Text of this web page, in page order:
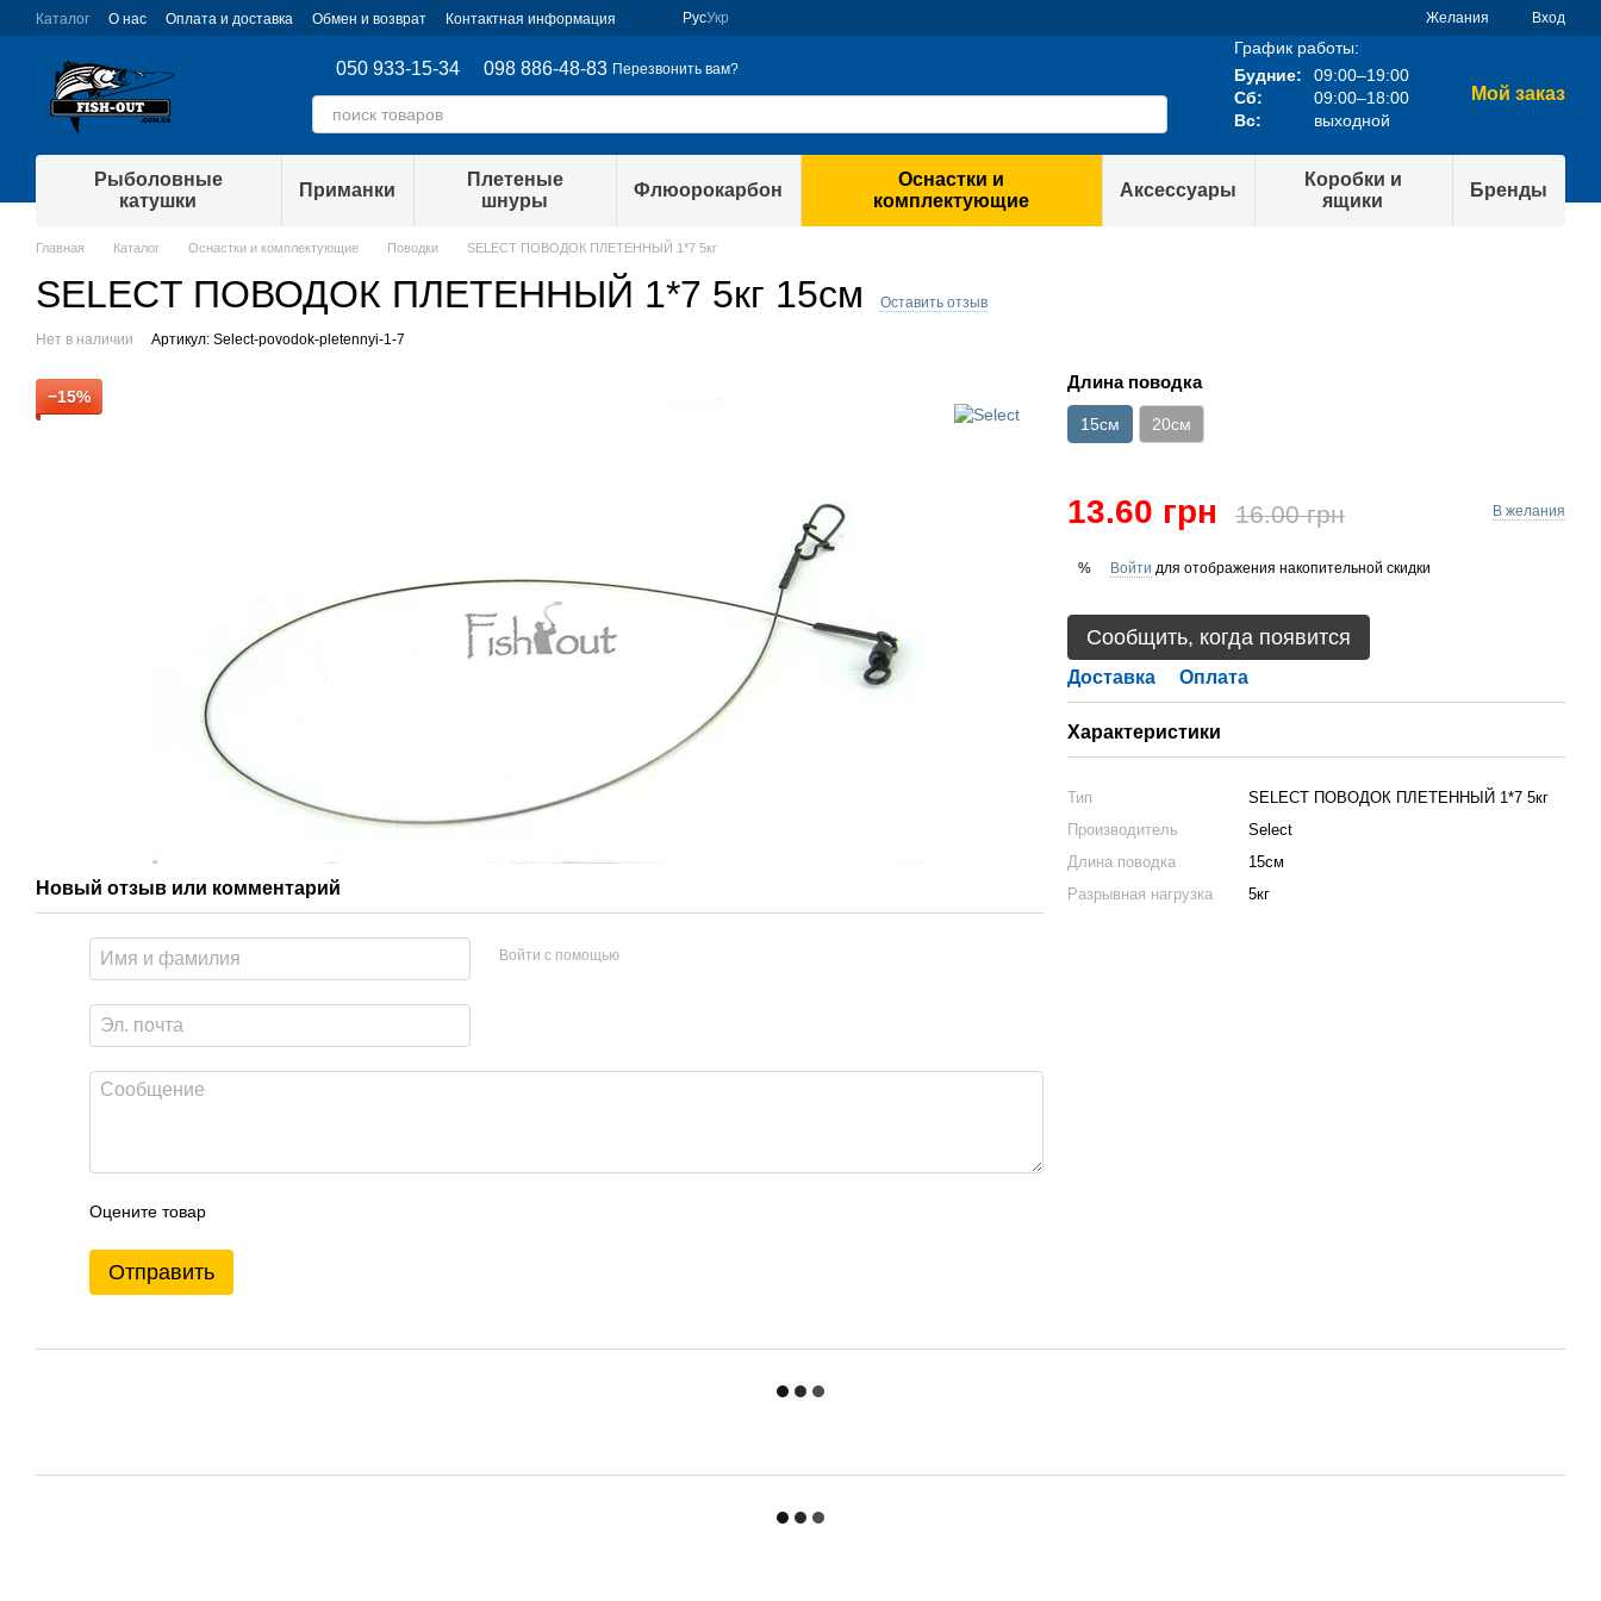
Перейти к основному контенту
Каталог О нас Оплата и доставка Обмен и возврат Контактная информация РусУкр Желания Вход
050 933-15-34 098 886-48-83 Перезвонить вам?
График работы:
Будние:
09:00–19:00
Сб:
09:00–18:00
Вс:
выходной
Мой заказ
Рыболовные
катушки
Приманки
Плетеные
шнуры
Флюорокарбон
Оснастки и
комплектующие
Аксессуары
Коробки и
ящики
Бренды
Главная Каталог Оснастки и комплектующие Поводки SELECT ПОВОДОК ПЛЕТЕННЫЙ 1*7 5кг
SELECT ПОВОДОК ПЛЕТЕННЫЙ 1*7 5кг 15см Оставить отзыв
Нет в наличии Артикул: Select-povodok-pletennyi-1-7
−15%
Новый отзыв или комментарий
Войти с помощью
Оцените товар
Отправить
Длина поводка
15см 20см
13.60 грн 16.00 грн В желания
% Войти для отображения накопительной скидки
Сообщить, когда появится
Доставка Оплата
Характеристики
Тип
SELECT ПОВОДОК ПЛЕТЕННЫЙ 1*7 5кг
Производитель
Select
Длина поводка
15см
Разрывная нагрузка
5кг